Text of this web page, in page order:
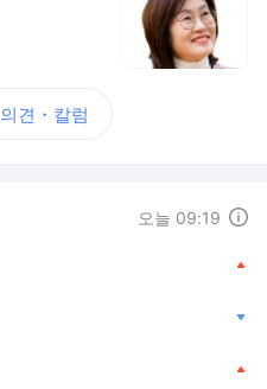
의견・칼럼
오늘 09:19